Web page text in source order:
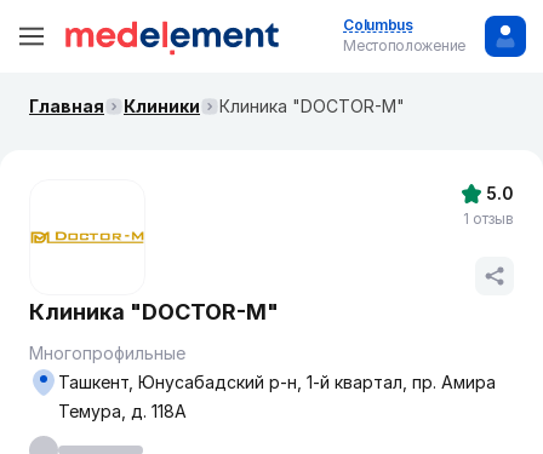
Columbus
Местоположение
Главная Клиники Клиника "DOCTOR-M"
Клиника "DOCTOR-M"
Многопрофильные
Ташкент, Юнусабадский р-н, 1-й квартал, пр. Амира
Темура, д. 118А
5.0
1 отзыв